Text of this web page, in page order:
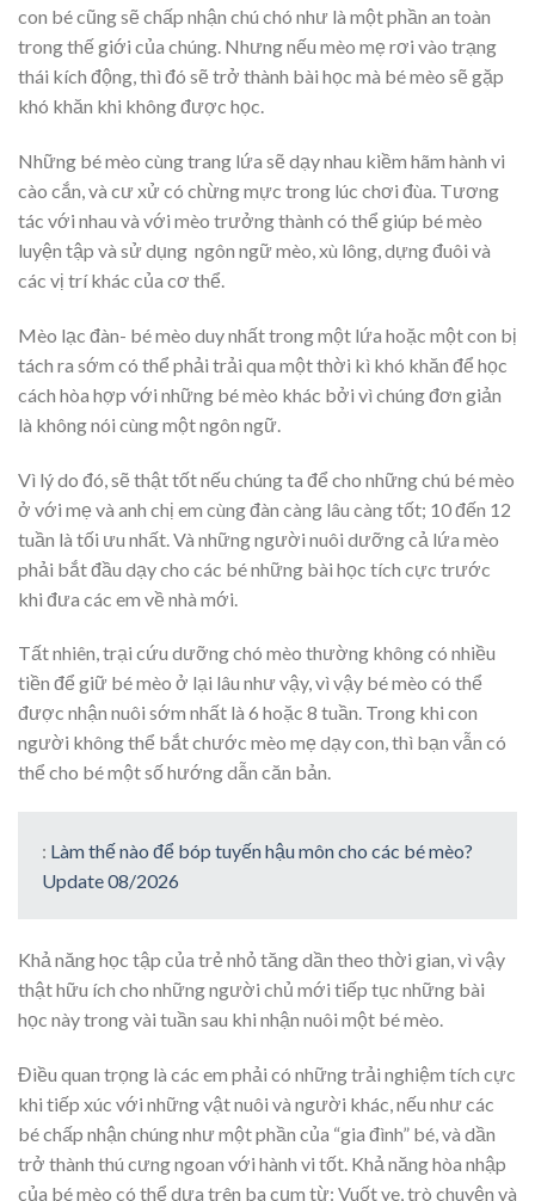
con bé cũng sẽ chấp nhận chú chó như là một phần an toàn
trong thế giới của chúng. Nhưng nếu mèo mẹ rơi vào trạng
thái kích động, thì đó sẽ trở thành bài học mà bé mèo sẽ gặp
khó khăn khi không được học.
Những bé mèo cùng trang lứa sẽ dạy nhau kiềm hãm hành vi
cào cắn, và cư xử có chừng mực trong lúc chơi đùa. Tương
tác với nhau và với mèo trưởng thành có thể giúp bé mèo
luyện tập và sử dụng ngôn ngữ mèo, xù lông, dựng đuôi và
các vị trí khác của cơ thể.
Mèo lạc đàn- bé mèo duy nhất trong một lứa hoặc một con bị
tách ra sớm có thể phải trải qua một thời kì khó khăn để học
cách hòa hợp với những bé mèo khác bởi vì chúng đơn giản
là không nói cùng một ngôn ngữ.
Vì lý do đó, sẽ thật tốt nếu chúng ta để cho những chú bé mèo
ở với mẹ và anh chị em cùng đàn càng lâu càng tốt; 10 đến 12
tuần là tối ưu nhất. Và những người nuôi dưỡng cả lứa mèo
phải bắt đầu dạy cho các bé những bài học tích cực trước
khi đưa các em về nhà mới.
Tất nhiên, trại cứu dưỡng chó mèo thường không có nhiều
tiền để giữ bé mèo ở lại lâu như vậy, vì vậy bé mèo có thể
được nhận nuôi sớm nhất là 6 hoặc 8 tuần. Trong khi con
người không thể bắt chước mèo mẹ dạy con, thì bạn vẫn có
thể cho bé một số hướng dẫn căn bản.
: Làm thế nào để bóp tuyến hậu môn cho các bé mèo?
Update 08/2026
Khả năng học tập của trẻ nhỏ tăng dần theo thời gian, vì vậy
thật hữu ích cho những người chủ mới tiếp tục những bài
học này trong vài tuần sau khi nhận nuôi một bé mèo.
Điều quan trọng là các em phải có những trải nghiệm tích cực
khi tiếp xúc với những vật nuôi và người khác, nếu như các
bé chấp nhận chúng như một phần của “gia đình” bé, và dần
trở thành thú cưng ngoan với hành vi tốt. Khả năng hòa nhập
của bé mèo có thể dựa trên ba cụm từ: Vuốt ve, trò chuyện và